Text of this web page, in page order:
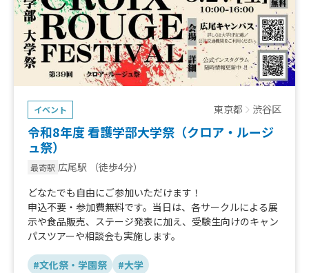
イベント 東京都 渋谷区
令和8年度 看護学部大学祭（クロア・ルージ
ュ祭）
最寄駅 広尾駅
（徒歩4分）
どなたでも自由にご参加いただけます！
申込不要・参加費無料です。当日は、各サークルによる展
示や食品販売、ステージ発表に加え、受験生向けのキャン
パスツアーや相談会も実施します。
#文化祭・学園祭 #大学